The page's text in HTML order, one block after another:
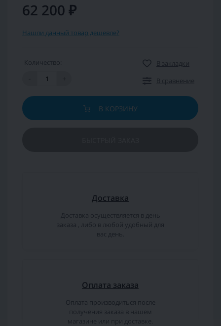
62 200 ₽
Нашли данный товар дешевле?
Количество:
В закладки
В сравнение
В КОРЗИНУ
Доставка
Доставка осуществляется в день
заказа , либо в любой удобный для
вас день.
Оплата заказа
Оплата производиться после
получения заказа в нашем
магазине или при доставке.